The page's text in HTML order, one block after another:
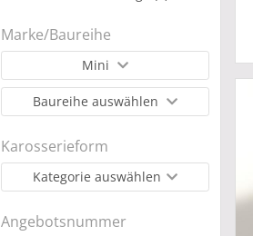
Marke/Baureihe
Mini
Baureihe auswählen
Karosserieform
Kategorie auswählen
Angebotsnummer